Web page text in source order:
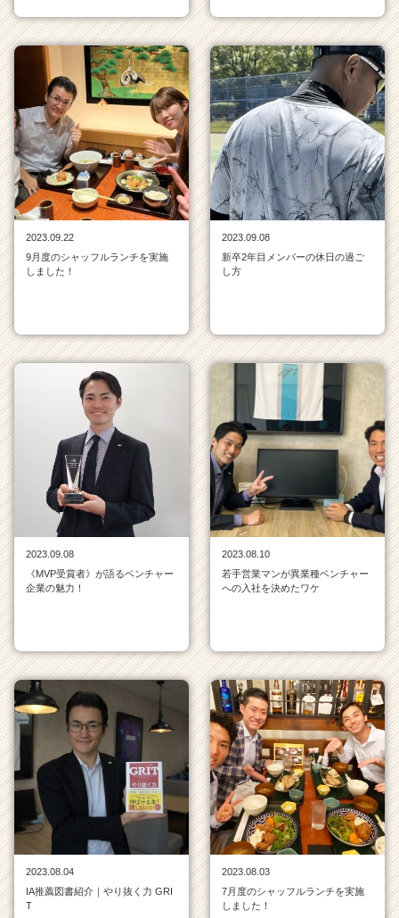
e
e
r）
2023.09.22
9月度のシャッフルランチを実施
しました！
2023.09.08
新卒2年目メンバーの休日の過ご
し方
2023.09.08
《MVP受賞者》が語るベンチャー
企業の魅力！
2023.08.10
若手営業マンが異業種ベンチャー
への入社を決めたワケ
2023.08.04
IA推薦図書紹介｜やり抜く力 GRI
T
2023.08.03
7月度のシャッフルランチを実施
しました！